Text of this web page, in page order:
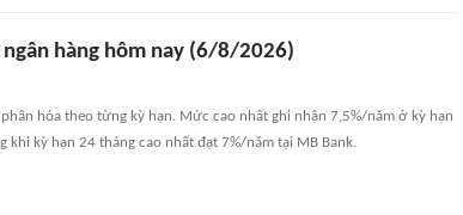
ngân hàng hôm nay (6/8/2026)
hóa theo từng kỳ hạn. Mức cao nhất ghi nhận 7,5%/năm ở kỳ hạn
khi kỳ hạn 24 tháng cao nhất đạt 7%/năm tại MB Bank.